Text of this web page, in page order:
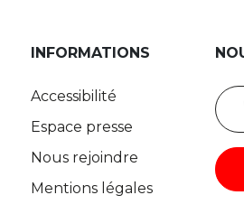
INFORMATIONS
Accessibilité
Espace presse
Nous rejoindre
Mentions légales